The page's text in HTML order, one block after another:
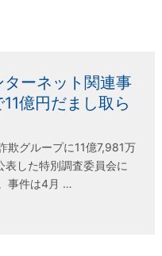
ーネット関連事
億円だまし取ら
欺グループに11億7,981万
した特別調査委員会に
事件は4月 …